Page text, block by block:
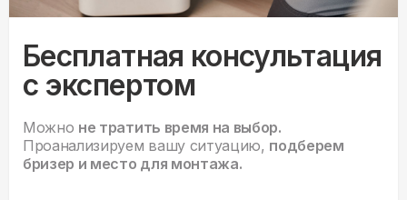
Бесплатная консультация
с экспертом
Можно не тратить время на выбор.
Проанализируем вашу ситуацию, подберем
бризер и место для монтажа.